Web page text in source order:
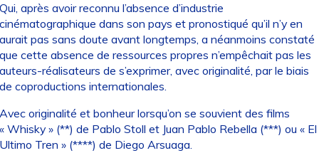
après avoir reconnu l’absence d’industrie
dans son pays et pronostiqué qu’il n’y en
pas sans doute avant longtemps, a néanmoins constaté
cette absence de ressources propres n’empêchait pas les
réalisateurs de s’exprimer, avec originalité, par le biais
coproductions internationales.
originalité et bonheur lorsqu’on se souvient des films
Whisky » (**) de Pablo Stoll et Juan Pablo Rebella (***) ou « El
Tren » (****) de Diego Arsuaga.